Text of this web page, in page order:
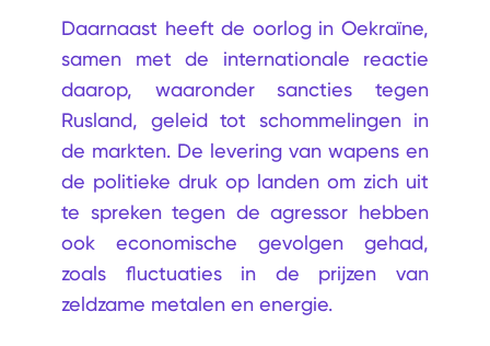
Daarnaast heeft de oorlog in Oekraïne,
samen met de internationale reactie
daarop, waaronder sancties tegen
Rusland, geleid tot schommelingen in
de markten. De levering van wapens en
de politieke druk op landen om zich uit
te spreken tegen de agressor hebben
ook economische gevolgen gehad,
zoals fluctuaties in de prijzen van
zeldzame metalen en energie.